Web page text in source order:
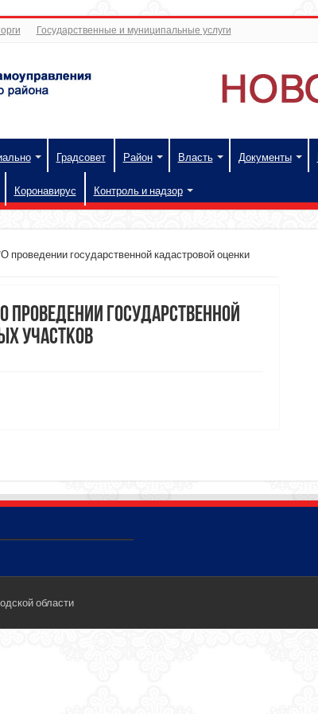
Государственные и муниципальные услуги
Градсовет Район Власть Документы
Коронавирус Контроль и надзор
проведении государственной кадастровой оценки
проведении государственной
участков
области